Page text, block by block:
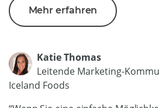
Mehr erfahren
Katie Thomas
Leitende Marketing-
Iceland Foods